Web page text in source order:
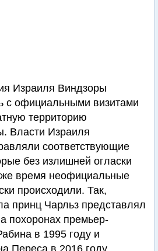
Израиля Виндзоры
с официальными визитами
территорию
Власти Израиля
соответствующие
без излишней огласки
же время неофициальные
происходили. Так,
принц Чарльз представлял
похоронах премьер-
в 1995 году и
Переса в 2016 году.